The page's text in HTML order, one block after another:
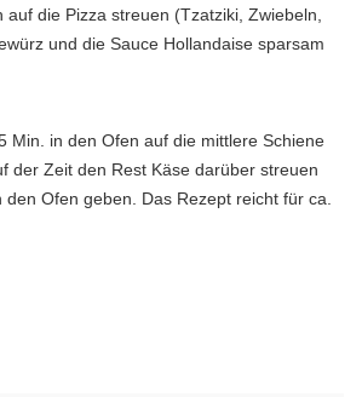
die Pizza streuen (Tzatziki, Zwiebeln,
und die Sauce Hollandaise sparsam
Min. in den Ofen auf die mittlere Schiene
der Zeit den Rest Käse darüber streuen
Ofen geben. Das Rezept reicht für ca.